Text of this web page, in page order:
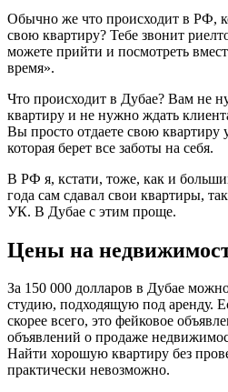
Обычно же что происходит в РФ,
свою квартиру? Тебе звонит
можете прийти и посмотреть
время».
Что происходит в Дубае? Вам не
квартиру и не нужно ждать
Вы просто отдаете свою
которая берет все заботы на себя.
В РФ я, кстати, тоже, как и
года сам сдавал свои квартиры,
УК. В Дубае с этим проще.
Цены на
За 150 000 долларов в Дубае
студию, подходящую под аренду.
скорее всего, это фейковое
объявлений о продаже
Найти хорошую квартиру без
практически невозможно.